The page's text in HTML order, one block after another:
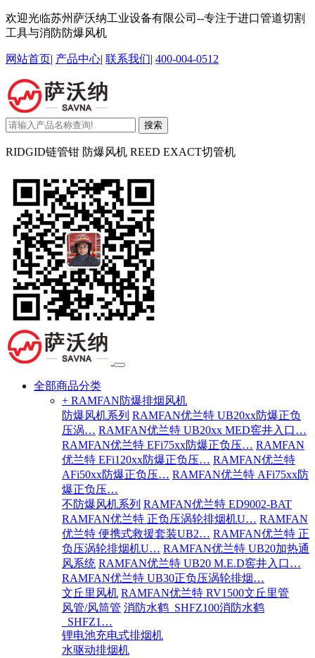
欢迎光临苏州萨沃纳工业设备有限公司--专注于进口管道切割
工具与消防防爆风机
网站首页| 产品中心| 联系我们| 400-004-0512
搜索
RIDGID链管钳 防爆风机 REED EXACT切管机
全部商品分类
+ RAMFAN防爆排烟风机
防爆风机系列 RAMFAN优兰特 UB20xx防爆正负
压涡… RAMFAN优兰特 UB20xx MED窖井入口…
RAMFAN优兰特 EFi75xx防爆正负压… RAMFAN
优兰特 EFi120xx防爆正负压… RAMFAN优兰特
AFi50xx防爆正负压… RAMFAN优兰特 AFi75xx防
爆正负压…
不防爆风机系列 RAMFAN优兰特 ED9002-BAT
RAMFAN优兰特 正负压涡轮排烟机U… RAMFAN
优兰特 便携式救援套装UB2… RAMFAN优兰特 正
负压涡轮排烟机U… RAMFAN优兰特 UB20加热通
风系统 RAMFAN优兰特 UB20 M.E.D窖井入口…
RAMFAN优兰特 UB30正负压涡轮排烟…
文丘里风机 RAMFAN优兰特 RV1500文丘里管
风管/风筒管 消防水鹤_SHFZ100消防水鹤
_SHFZ1…
锂电池充电式排烟机
水驱动排烟机